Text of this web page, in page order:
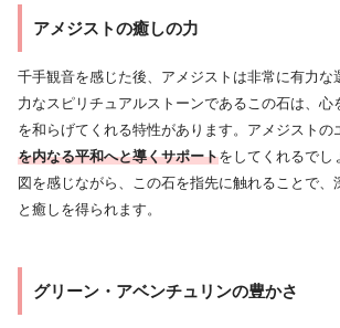
アメジストの癒しの力
千手観音を感じた後、アメジストは非常に有力な
力なスピリチュアルストーンであるこの石は、心
を和らげてくれる特性があります。アメジストの
を内なる平和へと導くサポートをしてくれるでし
図を感じながら、この石を指先に触れることで、
と癒しを得られます。
グリーン・アベンチュリンの豊かさ